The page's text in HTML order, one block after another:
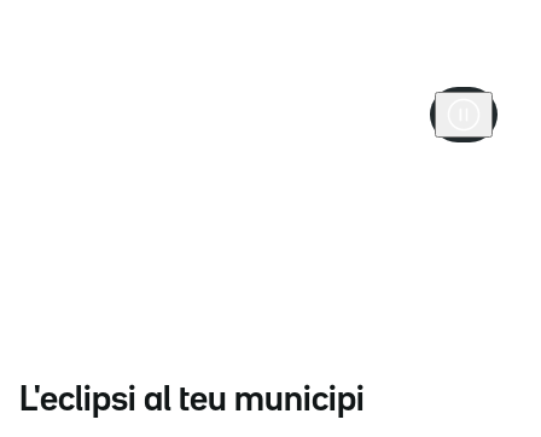
L'eclipsi al teu municipi